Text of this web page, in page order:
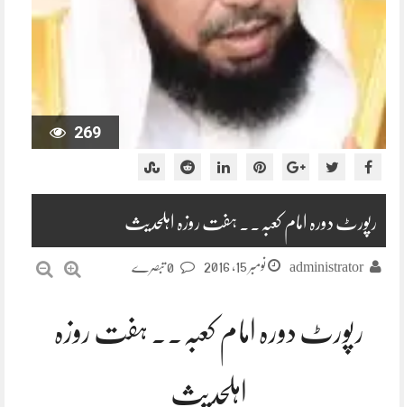
269
رپورٹ دورہ امام کعبہ۔۔ ہفت روزہ اہلحدیث
administrator نومبر 15, 2016
رپورٹ دورہ امام کعبہ۔۔ ہفت روزہ
اہلحدیث